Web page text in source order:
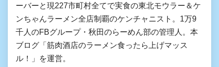
ーバーと現227市町村全てで実食の東北モウラー＆ケ
ンちゃんラーメン全店制覇のケンチャニスト。1万9
千人のFBグループ・秋田のらーめん部の管理人。本
ブログ「筋肉酒店のラーメン食ったら上げマッス
ル！」を運営。